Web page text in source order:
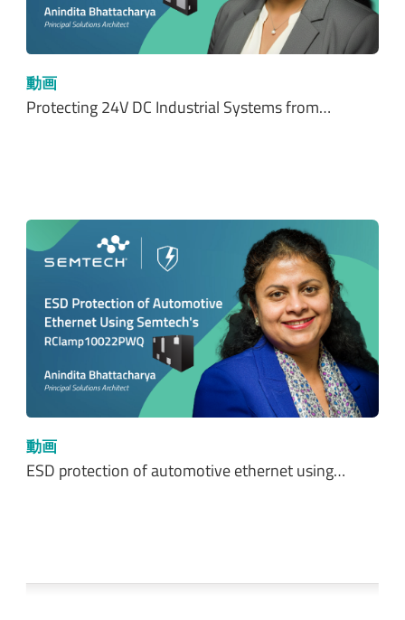
動画
Protecting 24V DC Industrial Systems from…
動画
ESD protection of automotive ethernet using…